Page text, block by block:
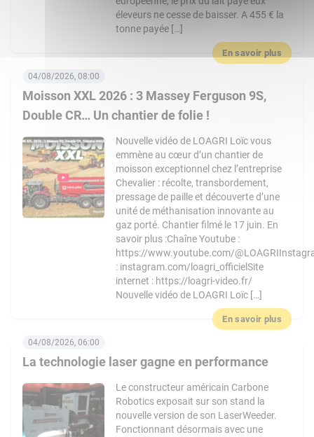
éleveurs ne cesse de baisser. A 455 € la
tonne payée […]
En savoir plus
Moisson XXL 2026 : 3 Massey Ferguson 9S,
Double CR… Un chantier de folie !
04/08/2026, 08:00
Nouvelle vidéo de LOAGRI Loïc vous
emmène au cœur d’un chantier de
moisson exceptionnel chez l’entreprise
Chevalier : récolte, transbordement,
pressage de paille et découverte d’une
unité de méthanisation innovante au
gaz porté. Chantier filmé le 17 juin. En
savoir plus :Chaîne Youtube :
https://www.youtube.com/
: instagram.com/loagri_officielSite
internet : https://loagri-video.fr/
Nouvelle vidéo de LOAGRI Loïc […]
En savoir plus
La technologie laser gagne en performance
04/08/2026, 06:00
Le constructeur américain Carbone
Robotics exposait sur son stand la
nouvelle version de son LaserWeeder.
Fonctionnant désormais avec une